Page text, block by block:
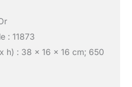
Normal, fin,
vous aurez
adapté à votre
: 11873
h) : 38 x 16 x 16 cm; 650